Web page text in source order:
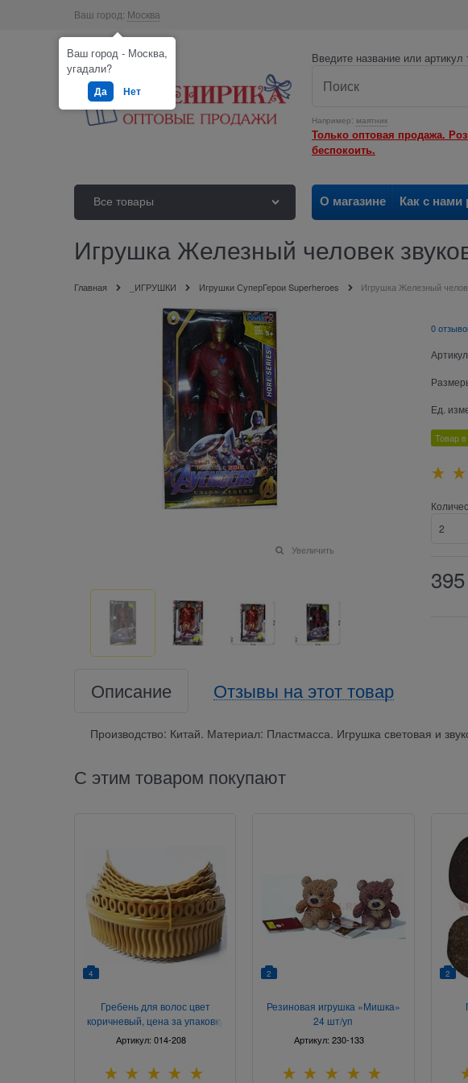
Ваш город: Москва
Введите название или
Например: маятник
Только оптовая продажа.
беспокоить.
Все товары О магазине Как с нами
Игрушка Железный человек
Главная _ИГРУШКИ Игрушки СуперГерои Superheroes Игрушка Железный
Увеличить
0
Ед.
Товар
395
Описание Отзывы на этот товар
Производство: Китай. Материал: Пластмасса. Игрушка световая и
С этим товаром покупают
4
Гребень для волос цвет
коричневый, цена за упаковку
10 шт
Артикул:014-208
2
Резиновая игрушка «Мишка»
24 шт/уп
Артикул:230-133
2
Ваш город - Москва,
угадали?
Да Нет